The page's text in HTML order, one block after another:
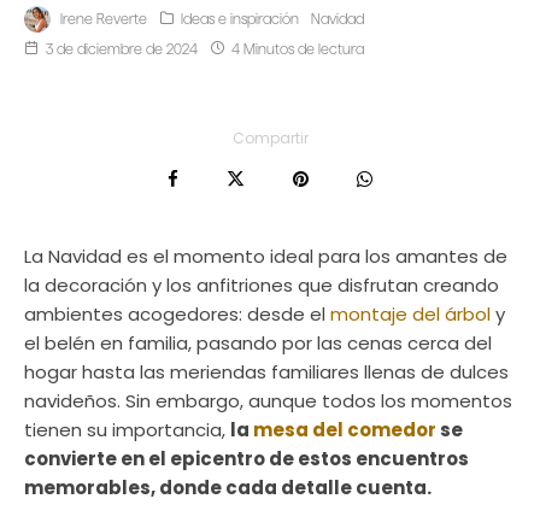
Irene Reverte Ideas e inspiración
Navidad
3 de diciembre de 2024
4 Minutos de lectura
Compartir
La Navidad es el momento ideal para los amantes de
la decoración y los anfitriones que disfrutan creando
ambientes acogedores: desde el montaje del árboly
el belén en familia, pasando por las cenas cerca del
hogar hasta las meriendas familiares llenas de dulces
navideños. Sin embargo, aunque todos los momentos
tienen su importancia, la mesa del comedor se
convierte en el epicentro de estos encuentros
memorables, donde cada detalle cuenta.